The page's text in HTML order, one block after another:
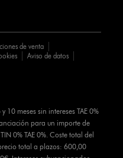
de venta
Aviso de datos
10 meses sin intereses TAE 0%
para un importe de
0% TAE 0%. Coste total del
total a plazos: 600,00